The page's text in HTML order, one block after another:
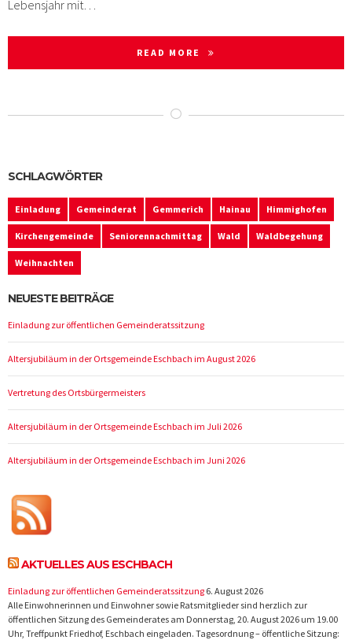
Lebensjahr mit…
READ MORE
SCHLAGWÖRTER
Einladung Gemeinderat Gemmerich Hainau Himmighofen
Kirchengemeinde Seniorennachmittag Wald Waldbegehung
Weihnachten
NEUESTE BEITRÄGE
Einladung zur öffentlichen Gemeinderatssitzung
Altersjubiläum in der Ortsgemeinde Eschbach im August 2026
Vertretung des Ortsbürgermeisters
Altersjubiläum in der Ortsgemeinde Eschbach im Juli 2026
Altersjubiläum in der Ortsgemeinde Eschbach im Juni 2026
AKTUELLES AUS ESCHBACH
Einladung zur öffentlichen Gemeinderatssitzung 6. August 2026
Alle Einwohnerinnen und Einwohner sowie Ratsmitglieder sind herzlich zur
öffentlichen Sitzung des Gemeinderates am Donnerstag, 20. August 2026 um 19.00
Uhr, Treffpunkt Friedhof, Eschbach eingeladen. Tagesordnung – öffentliche Sitzung: